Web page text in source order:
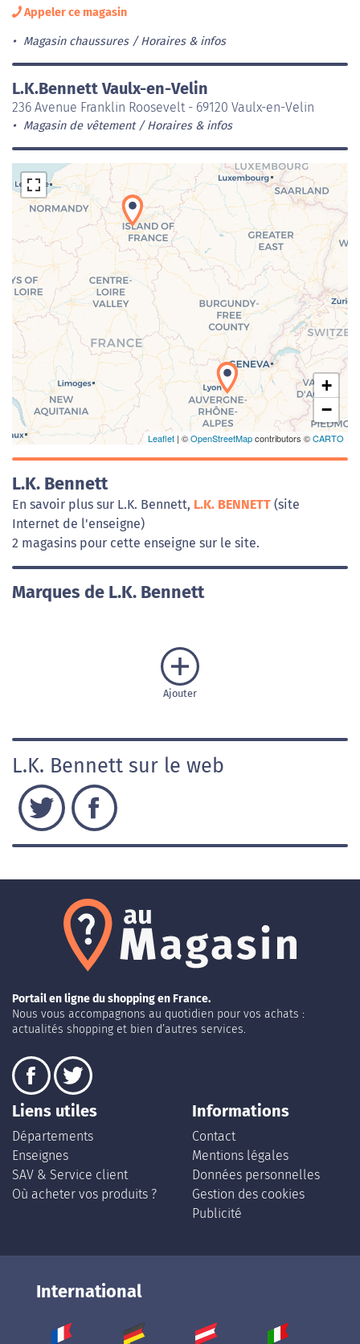
Appeler ce magasin
Magasin chaussures Horaires & infos
L.K.Bennett Vaulx-en-Velin
236 Avenue Franklin Roosevelt - 69120 Vaulx-en-Velin
Magasin de vêtement Horaires & infos
Chargement de la carte en cours...
+
−
Leaflet | ©OpenStreetMapcontributors ©CARTO
L.K. Bennett
En savoir plus sur L.K. Bennett, L.K. BENNETT (site
Internet de l'enseigne)
2 magasins pour cette enseigne sur le site.
Marques de L.K. Bennett
Ajouter
L.K. Bennett sur le web
Portail en ligne du shopping en France.
Nous vous accompagnons au quotidien pour vos achats :
actualités shopping et bien d’autres services.
Liens utiles
Départements
Enseignes
SAV & Service client
Où acheter vos produits ?
Informations
Contact
Mentions légales
Données personnelles
Gestion des cookies
Publicité
International